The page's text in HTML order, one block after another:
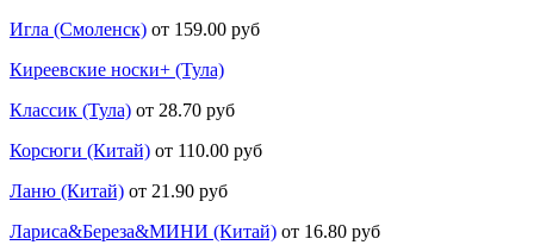
Игла (Смоленск) от 159.00 руб
Киреевские носки+ (Тула)
Классик (Тула) от 28.70 руб
Корсюги (Китай) от 110.00 руб
Ланю (Китай) от 21.90 руб
Лариса&Береза&МИНИ (Китай) от 16.80 руб